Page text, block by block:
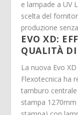
e lampade a UV
scelta del
produzione
EVO XD:
QUALITÀ
La nuova Evo
Flexotecnica ha
tamburo
stampa